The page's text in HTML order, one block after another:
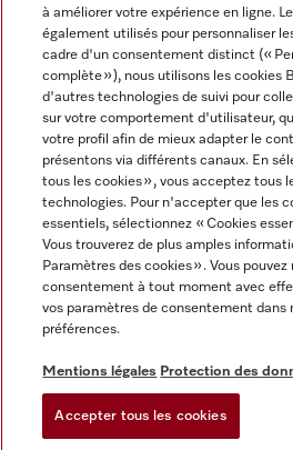
Informations légales
CGV
Conditions d’utilisation
Déclaration d'accessibilité
Digital Services Act
Miele sur Instagram
Miele sur Youtube
à améliorer votre expérience en ligne.
également utilisés pour personnaliser
cadre d'un consentement distinct («
complète »), nous utilisons les cookies
d'autres technologies de suivi pour
sur votre comportement d'utilisateur,
votre profil afin de mieux adapter le
présentons via différents canaux. En
tous les cookies », vous acceptez tous
technologies. Pour n'accepter que les
essentiels, sélectionnez « Cookies
Vous trouverez de plus amples
Paramètres des cookies ». Vous pouvez
consentement à tout moment avec
vos paramètres de consentement dans
préférences.
Mentions légales Protection des
Accepter tous les cookies